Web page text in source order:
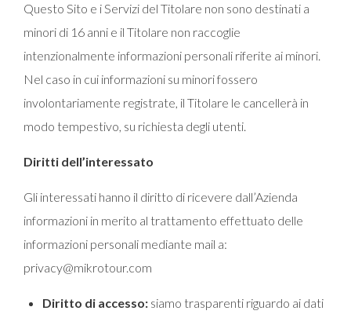
Questo Sito e i Servizi del Titolare non sono destinati a
minori di 16 anni e il Titolare non raccoglie
intenzionalmente informazioni personali riferite ai minori.
Nel caso in cui informazioni su minori fossero
involontariamente registrate, il Titolare le cancellerà in
modo tempestivo, su richiesta degli utenti.
Diritti dell’interessato
Gli interessati hanno il diritto di ricevere dall’Azienda
informazioni in merito al trattamento effettuato delle
informazioni personali mediante mail a:
privacy@mikrotour.com
Diritto di accesso: siamo trasparenti riguardo ai dati